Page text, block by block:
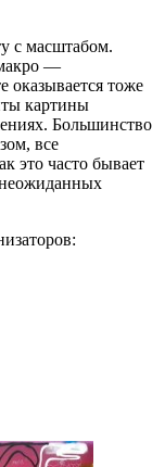
с масштабом.
—
оказывается тоже
картины
Большинство
все
это часто бывает